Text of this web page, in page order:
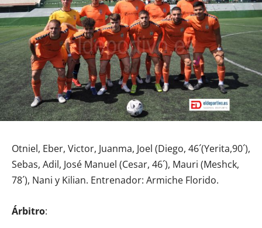
Otniel, Eber, Victor, Juanma, Joel (Diego, 46´(Yerita,90´),
Sebas, Adil, José Manuel (Cesar, 46´), Mauri (Meshck,
78´), Nani y Kilian. Entrenador: Armiche Florido.
Árbitro: